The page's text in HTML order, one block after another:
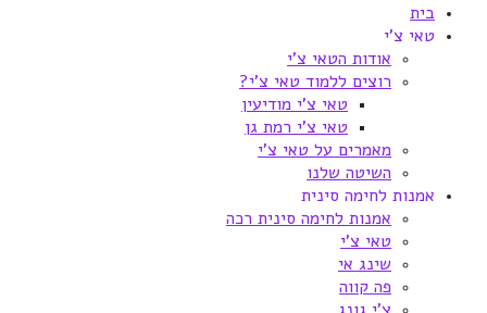
בית
טאי צ'י
אודות הטאי צ'י
רוצים ללמוד טאי צ'י?
טאי צ'י מודיעין
טאי צ'י רמת גן
מאמרים על טאי צ'י
השיטה שלנו
אמנות לחימה סינית
אמנות לחימה סינית רכה
טאי צ'י
שינג אי
פה קווה